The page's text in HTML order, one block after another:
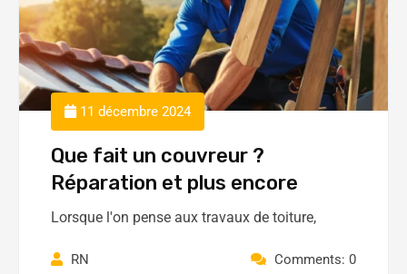
11 décembre 2024
Que fait un couvreur ?
Réparation et plus encore
Lorsque l'on pense aux travaux de toiture,
RN Comments: 0